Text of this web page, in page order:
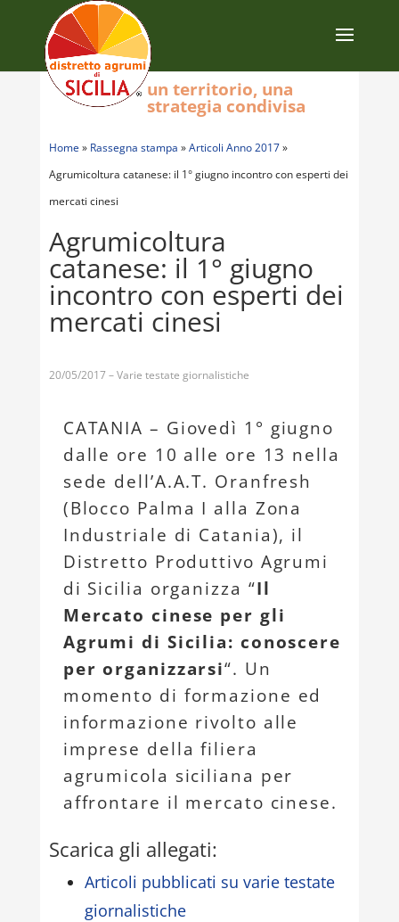
Home » Rassegna stampa »Articoli Anno 2017»
Agrumicoltura catanese: il 1° giugno incontro con esperti dei
mercati cinesi
Agrumicoltura
catanese: il 1° giugno
incontro con esperti dei
mercati cinesi
20/05/2017 – Varie testate giornalistiche
CATANIA – Giovedì 1° giugno
dalle ore 10 alle ore 13 nella
sede dell’A.A.T. Oranfresh
(Blocco Palma I alla Zona
Industriale di Catania), il
Distretto Produttivo Agrumi
di Sicilia organizza “Il
Mercato cinese per gli
Agrumi di Sicilia: conoscere
per organizzarsi“. Un
momento di formazione ed
informazione rivolto alle
imprese della filiera
agrumicola siciliana per
affrontare il mercato cinese.
Scarica gli allegati:
Articoli pubblicati su varie testate
giornalistiche
un territorio, una
strategia condivisa